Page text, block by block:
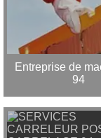
Entreprise de
94